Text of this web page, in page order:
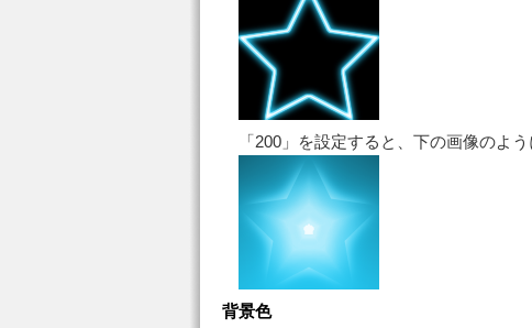
「200」を設定すると、下の画像のよう
背景色